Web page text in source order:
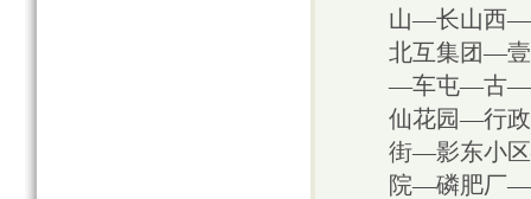
山—长山西
北互集团—
—车屯—古—
仙花园—行
街—影东小
院—磷肥厂